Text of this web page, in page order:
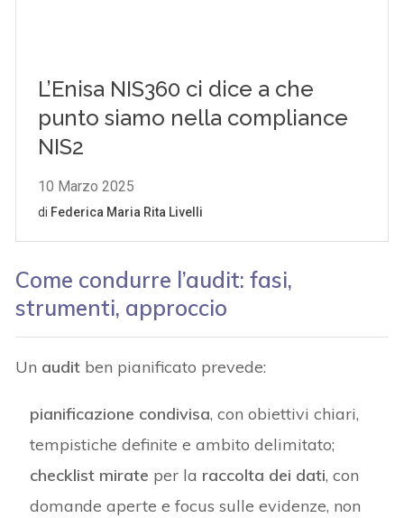
Come condurre l’audit: fasi,
strumenti, approccio
Un audit ben pianificato prevede:
pianificazione condivisa, con obiettivi chiari,
tempistiche definite e ambito delimitato;
checklist mirate per la raccolta dei dati, con
domande aperte e focus sulle evidenze, non